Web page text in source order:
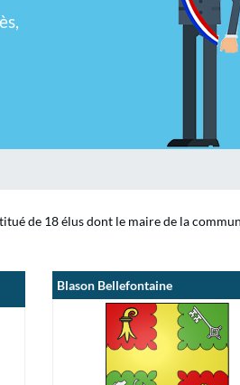
de 18 élus dont le maire de la
Blason Bellefontaine